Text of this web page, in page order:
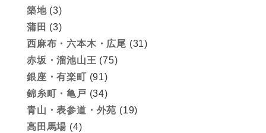
築地(3)
蒲田 (3)
西麻布・六本木・広尾 (31)
赤坂・溜池山王 (75)
銀座・有楽町 (91)
錦糸町・亀戸 (34)
青山・表参道・外苑 (19)
高田馬場 (4)